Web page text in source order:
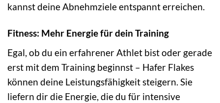
kannst deine Abnehmziele entspannt erreichen.
Fitness: Mehr Energie für dein Training
Egal, ob du ein erfahrener Athlet bist oder gerade
erst mit dem Training beginnst – Hafer Flakes
können deine Leistungsfähigkeit steigern. Sie
liefern dir die Energie, die du für intensive